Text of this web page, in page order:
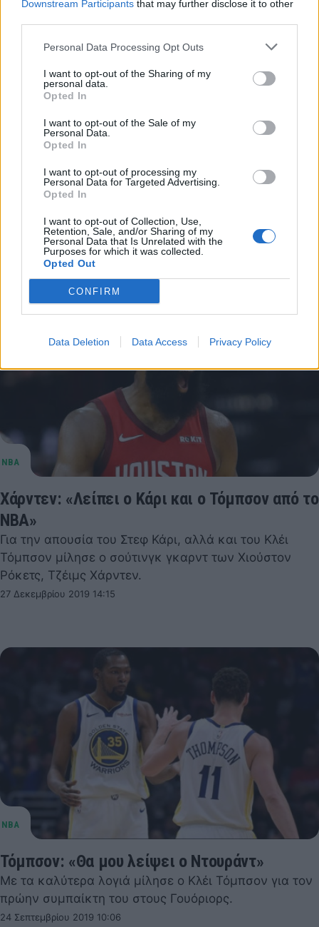
Downstream Participants that may further disclose it to other
Personal Data Processing Opt Outs
I want to opt-out of the Sharing of my
personal data.
Opted In
I want to opt-out of the Sale of my
Personal Data.
Opted In
I want to opt-out of processing my
Personal Data for Targeted Advertising.
Opted In
I want to opt-out of Collection, Use,
Retention, Sale, and/or Sharing of my
Personal Data that Is Unrelated with the
Purposes for which it was collected.
Opted Out
CONFIRM
Data Deletion Data Access Privacy Policy
NBA: Νέο σοκ με Κλέι Τόμπσον
NBA: Δεν είναι καλά τα νέα όσον αφορά τον
τραυματισμό του Κλέι Τόμπσον στο δεξί πόδι
19 Νοεμβρίου 2020 14:42
Χάρντεν: «Λείπει ο Κάρι και ο Τόμπσον από το
ΝΒΑ»
Για την απουσία του Στεφ Κάρι, αλλά και του Κλέι
Τόμπσον μίλησε ο σούτινγκ γκαρντ των Χιούστον
Ρόκετς, Τζέιμς Χάρντεν.
27 Δεκεμβρίου 2019 14:15
Τόμπσον: «Θα μου λείψει ο Ντουράντ»
Με τα καλύτερα λογιά μίλησε ο Κλέι Τόμπσον για τον
πρώην συμπαίκτη του στους Γουόριορς.
24 Σεπτεμβρίου 2019 10:06